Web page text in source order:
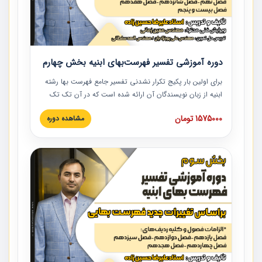
دوره آموزشی تفسیر فهرست‌بهای ابنیه بخش چهارم
برای اولین بار پکیج تکرار نشدنی تفسیر جامع فهرست بها رشته
ابنیه از زبان نویسندگان آن ارائه شده است که در آن تک تک
ردیف ها و مطالب فهرست بها تفسیر و ارائه شده است. این
دوره به صورت کامل تصویری بوده و به همراه تصاویر عملیات
دوره با کلام مهندس علیرضاحسین‌زاده مدیر پروژه مهندسی
مشاور در امر بازنگری فهرست بها رشته ابنیه ارائه شده و به تمام
همکارانی که در حوزه صنعت ساخت در حال فعالیت هستند حتما
توصیه می کنیم از مطالب این دوره استفاده نمایند.
1575000 تومان مشاهده دوره